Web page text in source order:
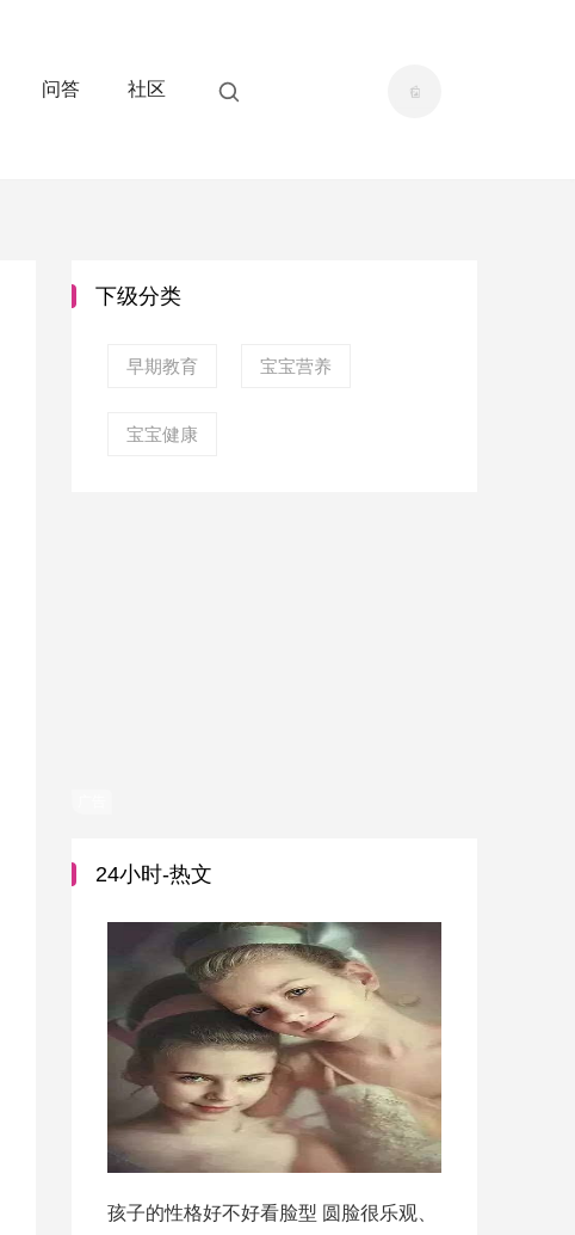
问答 社区
下级分类
早期教育 宝宝营养
宝宝健康
24小时-热文
孩子的性格好不好看脸型 圆脸很乐观、